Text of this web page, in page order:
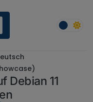
Debian 11